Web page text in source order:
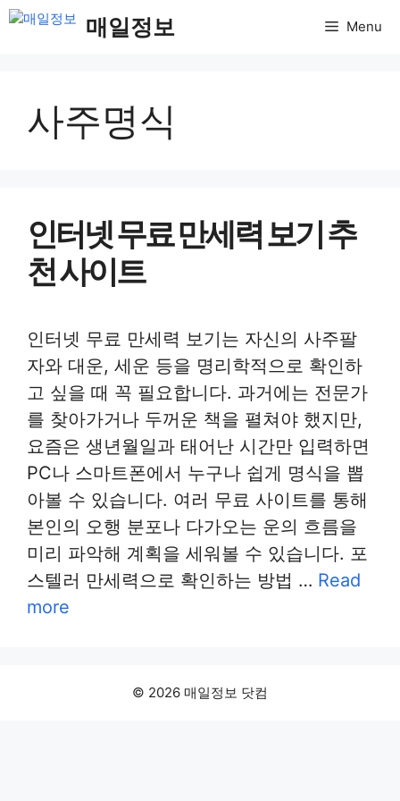
컨
매일정보 Menu
사주명식
인터넷 무료 만세력 보기 추
천 사이트
인터넷 무료 만세력 보기는 자신의 사주팔
자와 대운, 세운 등을 명리학적으로 확인하
고 싶을 때 꼭 필요합니다. 과거에는 전문가
를 찾아가거나 두꺼운 책을 펼쳐야 했지만,
요즘은 생년월일과 태어난 시간만 입력하면
PC나 스마트폰에서 누구나 쉽게 명식을 뽑
아볼 수 있습니다. 여러 무료 사이트를 통해
본인의 오행 분포나 다가오는 운의 흐름을
미리 파악해 계획을 세워볼 수 있습니다. 포
스텔러 만세력으로 확인하는 방법 … Read
more
© 2026 매일정보 닷컴